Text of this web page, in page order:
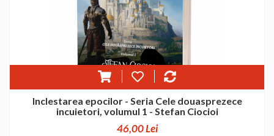
Inclestarea epocilor - Seria Cele douasprezece
incuietori, volumul 1 - Stefan Ciocioi
46,00 Lei